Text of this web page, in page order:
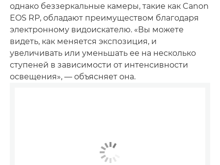
однако беззеркальные камеры, такие как Canon
EOS RP, обладают преимуществом благодаря
электронному видоискателю. «Вы можете
видеть, как меняется экспозиция, и
увеличивать или уменьшать ее на несколько
ступеней в зависимости от интенсивности
освещения», — объясняет она.